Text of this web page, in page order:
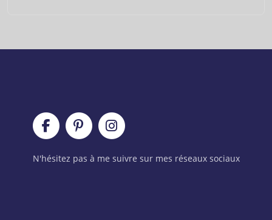
N'hésitez pas à me suivre sur mes réseaux sociaux